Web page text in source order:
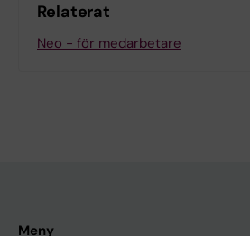
Relaterat
Neo - för medarbetare
Meny